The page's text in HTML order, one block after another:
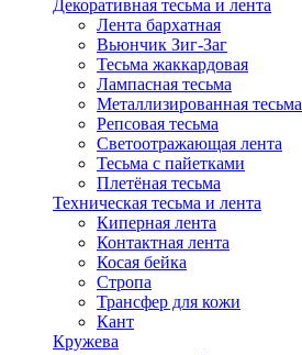
Декоративная тесьма и лента
Лента бархатная
Вьюнчик Зиг-Заг
Тесьма жаккардовая
Лампасная тесьма
Металлизированная тесьма
Репсовая тесьма
Светоотражающая лента
Тесьма с пайетками
Плетёная тесьма
Техническая тесьма и лента
Киперная лента
Контактная лента
Косая бейка
Стропа
Трансфер для кожи
Кант
Кружева